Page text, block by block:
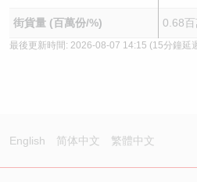
街貨量 (百萬份/%) 0.68
最後更新時間: 2026-08-07 14:15 (15分鐘延
English 简体中文 繁體中文